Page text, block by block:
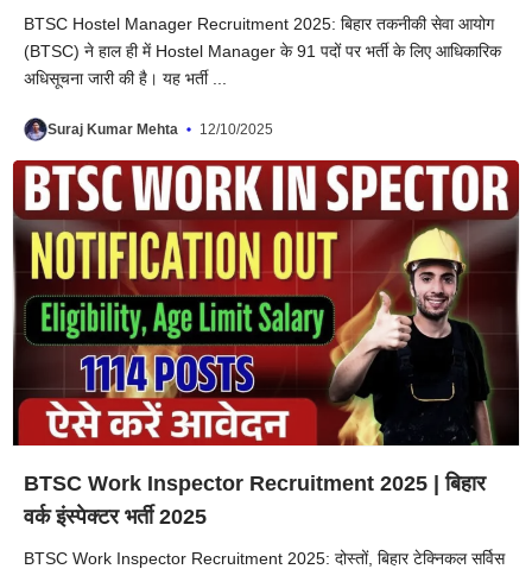
BTSC Hostel Manager Recruitment 2025: बिहार तकनीकी सेवा आयोग
(BTSC) ने हाल ही में Hostel Manager के 91 पदों पर भर्ती के लिए आधिकारिक
अधिसूचना जारी की है। यह भर्ती ...
Suraj Kumar Mehta 12/10/2025
BTSC Work Inspector Recruitment 2025 | बिहार
वर्क इंस्पेक्टर भर्ती 2025
BTSC Work Inspector Recruitment 2025: दोस्तों, बिहार टेक्निकल सर्विस